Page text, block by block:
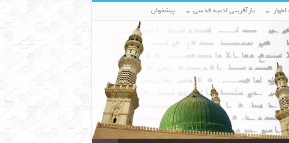
بازآفرینی ادعیه قدسی پیشخوان